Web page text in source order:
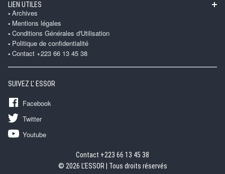
LIEN UTILES
Archives
Mentions légales
Conditions Générales d'Utilisation
Politique de confidentialité
Contact +223 66 13 45 38
SUIVEZ L' ESSOR
Facebook
Twitter
Youtube
Contact +223 66 13 45 38
© 2026 L'ESSOR | Tous droits réservés